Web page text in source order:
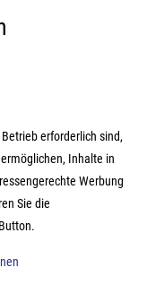
erforderlich sind,
Inhalte in
Werbung
Sie die